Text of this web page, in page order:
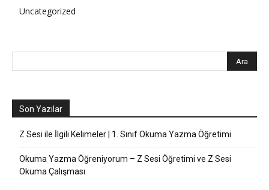
Uncategorized
Son Yazılar
Z Sesi ile İlgili Kelimeler | 1. Sınıf Okuma Yazma Öğretimi
Okuma Yazma Öğreniyorum – Z Sesi Öğretimi ve Z Sesi
Okuma Çalışması